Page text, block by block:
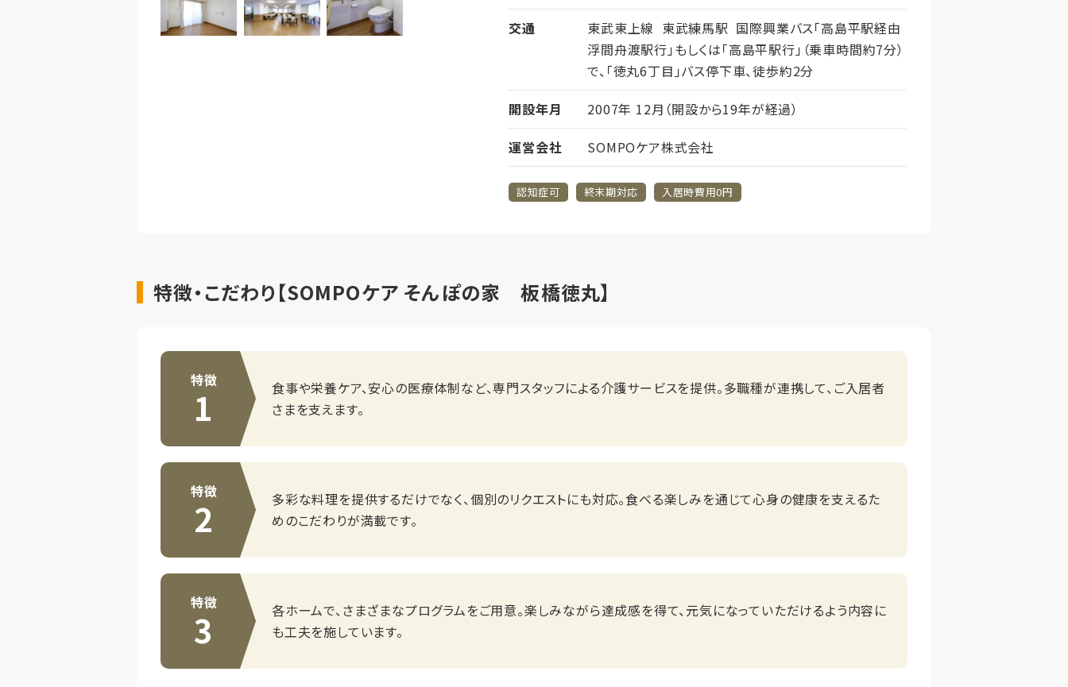
交通
東武東上線 東武練馬駅 国際興業バス「高島平駅経由
浮間舟渡駅行」もしくは「高島平駅行」（乗車時間約7分）
で、「徳丸6丁目」バス停下車、徒歩約2分
開設年月
2007年 12月（開設から19年が経過）
運営会社
SOMPOケア株式会社
認知症可 終末期対応 入居時費用0円
特徴・こだわり【SOMPOケア そんぽの家 板橋徳丸】
特徴
1
食事や栄養ケア、安心の医療体制など、専門スタッフによる介護サービスを提供。多職種が連携して、ご入居者
さまを支えます。
特徴
2
多彩な料理を提供するだけでなく、個別のリクエストにも対応。食べる楽しみを通じて心身の健康を支えるた
めのこだわりが満載です。
特徴
3
各ホームで、さまざまなプログラムをご用意。楽しみながら達成感を得て、元気になっていただけるよう内容に
も工夫を施しています。